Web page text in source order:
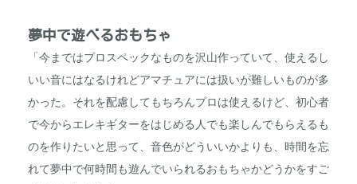
夢中で遊べるおもちゃ
「今まではプロスペックなものを沢山作っていて、使えるし
いい音にはなるけれどアマチュアには扱いが難しいものが多
かった。それを配慮してもちろんプロは使えるけど、初心者
で今からエレキギターをはじめる人でも楽しんでもらえるも
のを作りたいと思って、音色がどういいかよりも、時間を忘
れて夢中で何時間も遊んでいられるおもちゃかどうかをすご